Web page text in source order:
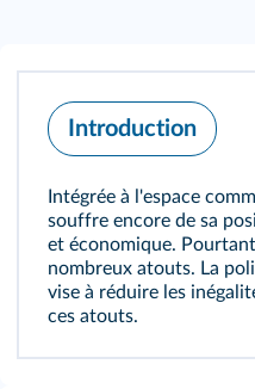
Introduction
Intégrée à l'espace
souffre encore de sa
et économique.
nombreux atouts. La
vise à réduire les
ces atouts.